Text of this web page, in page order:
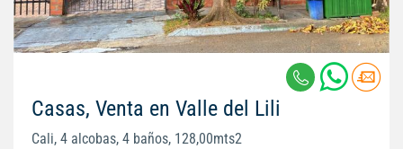
Casas, Venta en Valle del Lili
Cali, 4 alcobas, 4 baños, 128,00mts2